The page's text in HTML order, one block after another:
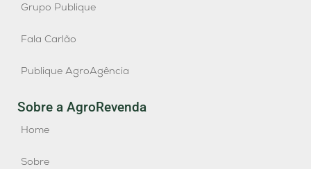
Grupo Publique
Fala Carlão
Publique AgroAgência
Sobre a AgroRevenda
Home
Sobre